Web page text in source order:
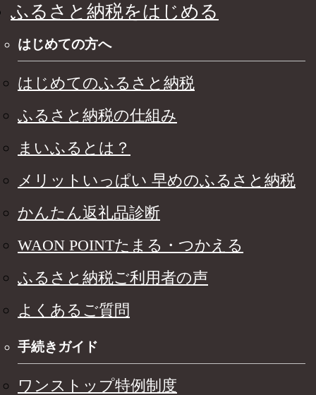
ふるさと納税をはじめる
はじめての方へ
はじめてのふるさと納税
ふるさと納税の仕組み
まいふるとは？
メリットいっぱい 早めのふるさと納税
かんたん返礼品診断
WAON POINTたまる・つかえる
ふるさと納税ご利用者の声
よくあるご質問
手続きガイド
ワンストップ特例制度